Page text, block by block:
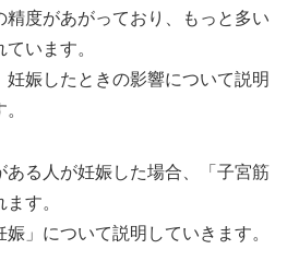
精度があがっており、もっと多い
います。
娠したときの影響について説明
ある人が妊娠した場合、「子宮筋
す。
」について説明していきます。